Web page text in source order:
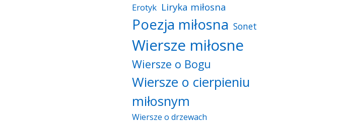
Erotyk Liryka miłosna
Poezja miłosna Sonet
Wiersze miłosne
Wiersze o Bogu
Wiersze o cierpieniu
miłosnym
Wiersze o drzewach